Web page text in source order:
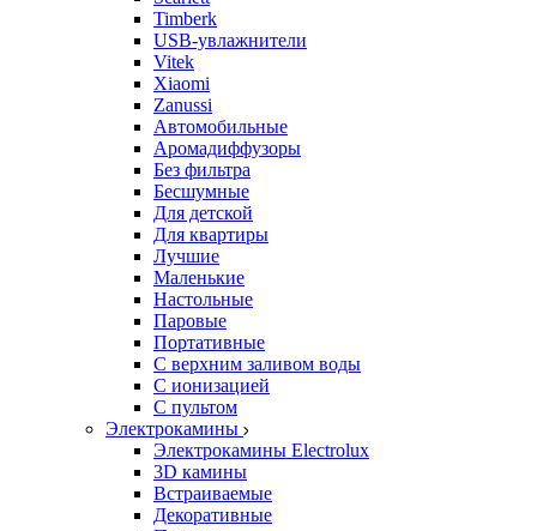
Timberk
USB-увлажнители
Vitek
Xiaomi
Zanussi
Автомобильные
Аромадиффузоры
Без фильтра
Бесшумные
Для детской
Для квартиры
Лучшие
Маленькие
Настольные
Паровые
Портативные
С верхним заливом воды
С ионизацией
С пультом
Электрокамины
Электрокамины Electrolux
3D камины
Встраиваемые
Декоративные